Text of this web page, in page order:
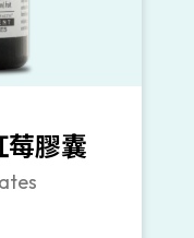
莓膠囊